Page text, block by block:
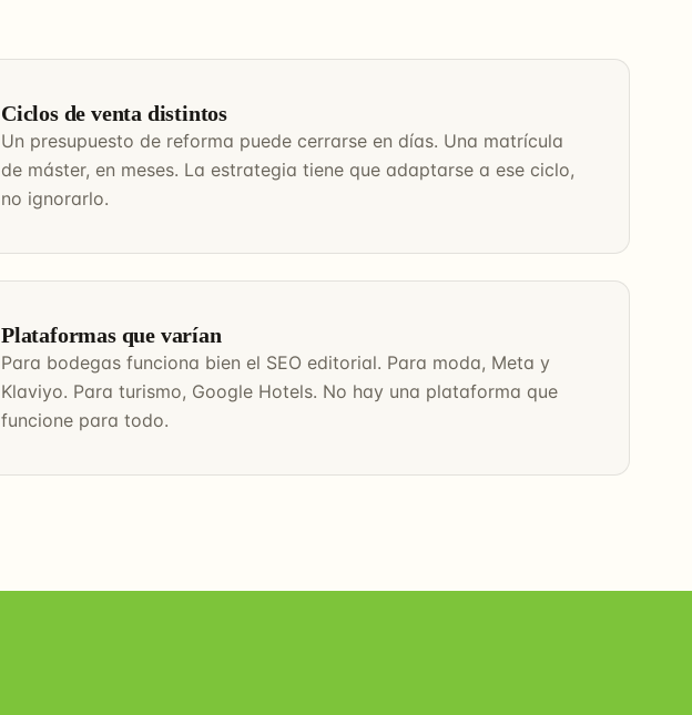
Ciclos de venta distintos
Un presupuesto de reforma puede cerrarse en días. Una matrícula
de máster, en meses. La estrategia tiene que adaptarse a ese ciclo,
no ignorarlo.
Plataformas que varían
Para bodegas funciona bien el SEO editorial. Para moda, Meta y
Klaviyo. Para turismo, Google Hotels. No hay una plataforma que
funcione para todo.